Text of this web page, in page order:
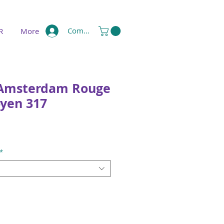
More Compte
Rouge
317
*